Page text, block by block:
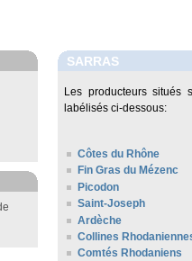
SARRAS
Les producteurs
labélisés ci-dessous:
Côtes du Rhône
Fin Gras du Mézenc
Picodon
Saint-Joseph
Ardèche
Collines
Comtés Rhodaniens